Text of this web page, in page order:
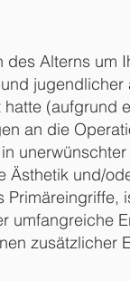
Alterns um
jugendlicher
(aufgrund
an die
Ästhetik und/
umfangreiche
zusätzlicher